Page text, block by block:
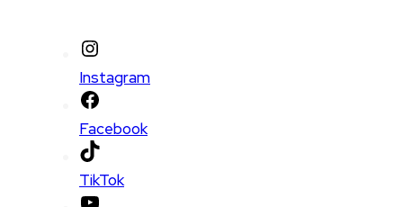
Instagram
Facebook
TikTok